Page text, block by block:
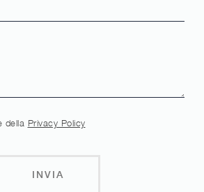
della Privacy Policy
INVIA